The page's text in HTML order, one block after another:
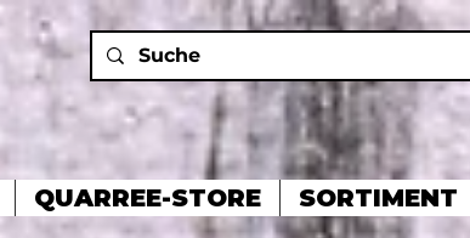
QUARREE-STORE SORTIMENT